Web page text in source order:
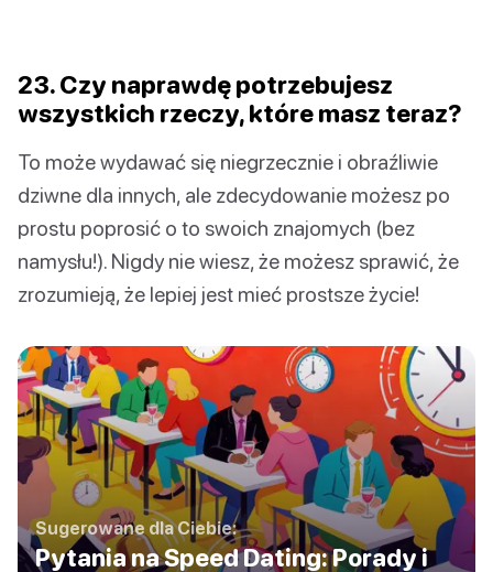
23. Czy naprawdę potrzebujesz
wszystkich rzeczy, które masz teraz?
To może wydawać się niegrzecznie i obraźliwie
dziwne dla innych, ale zdecydowanie możesz po
prostu poprosić o to swoich znajomych (bez
namysłu!). Nigdy nie wiesz, że możesz sprawić, że
zrozumieją, że lepiej jest mieć prostsze życie!
Sugerowane dla Ciebie:
Pytania na Speed Dating: Porady i